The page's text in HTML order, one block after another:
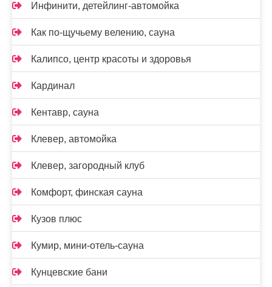
Инфинити, детейлинг-автомойка
Как по-щучьему велению, сауна
Калипсо, центр красоты и здоровья
Кардинал
Кентавр, сауна
Клевер, автомойка
Клевер, загородный клуб
Комфорт, финская сауна
Кузов плюс
Кумир, мини-отель-сауна
Кунцевские бани